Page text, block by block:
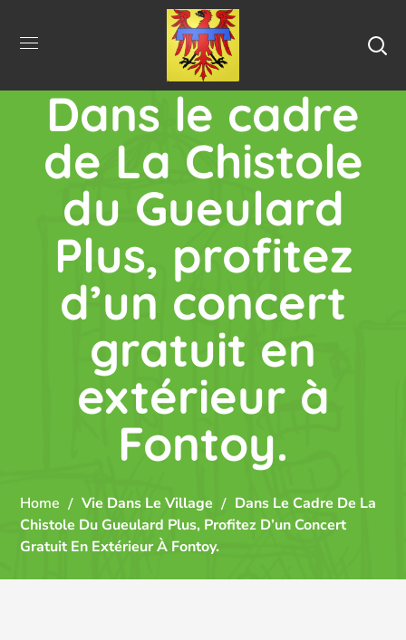
Dans le cadre
de La Chistole
du Gueulard
Plus, profitez
d’un concert
gratuit en
extérieur à
Fontoy.
Home Vie Dans Le Village
Dans Le Cadre De La
Chistole Du Gueulard Plus, Profitez D’un Concert
Gratuit En Extérieur À Fontoy.